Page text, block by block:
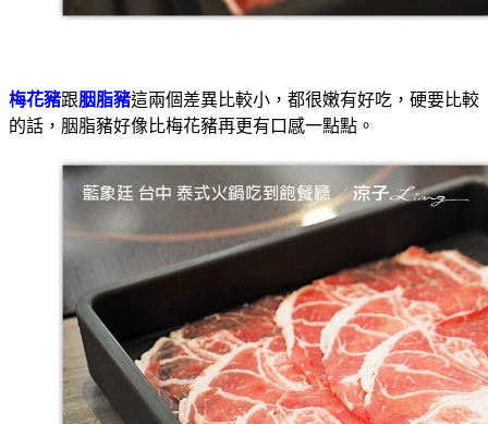
梅花豬跟胭脂豬這兩個差異比較小，都很嫩有好吃，硬要比較
的話，胭脂豬好像比梅花豬再更有口感一點點。